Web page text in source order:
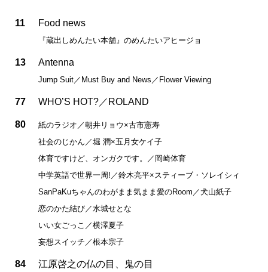
11 Food news
『蔵出しめんたい本舗』のめんたいアヒージョ
13 Antenna
Jump Suit／Must Buy and News／Flower Viewing
77 WHO’S HOT?／ROLAND
80
紙のラジオ／朝井リョウ×古市憲寿
社会のじかん／堀 潤×五月女ケイ子
体育ですけど、オンガクです。／岡崎体育
中学英語で世界一周!／鈴木亮平×スティーブ・ソレイシィ
SanPaKuちゃんのわがまま気まま愛のRoom／犬山紙子
恋のかた結び／水城せとな
いい女ごっこ／横澤夏子
妄想スイッチ／根本宗子
84 江原啓之の仏の目、鬼の目